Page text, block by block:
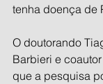
tenha doença de
O doutorando
Barbieri e
que a pesquisa